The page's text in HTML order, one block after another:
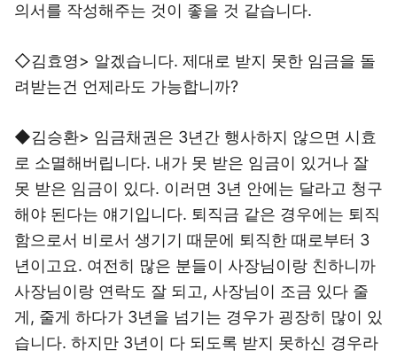
의서를 작성해주는 것이 좋을 것 같습니다.
◇김효영> 알겠습니다. 제대로 받지 못한 임금을 돌
려받는건 언제라도 가능합니까?
◆김승환> 임금채권은 3년간 행사하지 않으면 시효
로 소멸해버립니다. 내가 못 받은 임금이 있거나 잘
못 받은 임금이 있다. 이러면 3년 안에는 달라고 청구
해야 된다는 얘기입니다. 퇴직금 같은 경우에는 퇴직
함으로서 비로서 생기기 때문에 퇴직한 때로부터 3
년이고요. 여전히 많은 분들이 사장님이랑 친하니까
사장님이랑 연락도 잘 되고, 사장님이 조금 있다 줄
게, 줄게 하다가 3년을 넘기는 경우가 굉장히 많이 있
습니다. 하지만 3년이 다 되도록 받지 못하신 경우라